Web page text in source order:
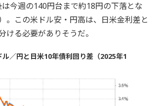
今週の140円台まで約18円の下落とな
。この米ドル安・円高は、日米金利差と
ける必要がありそうだ。
ル／円と日米10年債利回り差（2025年1